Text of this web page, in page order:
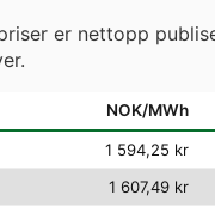
er nettopp
NOK/MWh
1 594,25 kr
1 607,49 kr